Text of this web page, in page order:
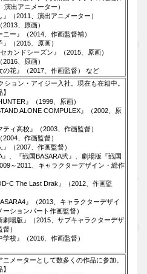
演出アニメーター）
』（2011、演出アニメーター）
2013、原画）
ニー』（2014、作画監督補）
』（2015、原画）
カンドシーズン』（2015、原画）
2016、原画）
の花』（2017、作画監督） など
ション・アイジー入社。現在も在籍中。
』（1999、原画）
ALONE COMPULEX』（2002、原
ティ高校』（2003、作画監督）
2004、作画監督）
』（2007、作画監督）
』、『戦国BASARA弐』、劇場版『戦国
～2011、キャラクターデザイン・総作
C The Last Drak』（2012、作画監
』（2013、キャラクターデザイ
ーションパート作画監督）
劇場版』（2015、サブキャラクターデザ
）
学校』（2016、作画監督）
ニメーターとして数多くの作品に参加。